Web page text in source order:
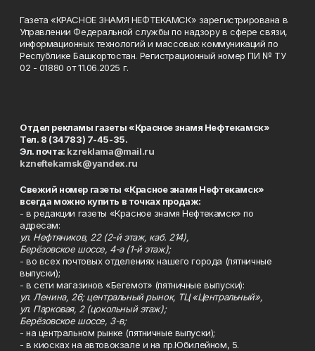
Газета «КРАСНОЕ ЗНАМЯ НЕФТЕКАМСК» зарегистрирована в
Управлении Федеральной службы по надзору в сфере связи,
информационных технологий и массовых коммуникаций по
Республике Башкортостан. Регистрационный номер ПИ № ТУ
02 - 01880 от 11.06.2025 г.
Отдел рекламы газеты «Красное знамя Нефтекамск»
Тел. 8 (34783) 7-45-35.
Эл. почта: kzreklama@mail.ru
kzneftekamsk@yandex.ru
Свежий номер газеты «Красное знамя Нефтекамск»
всегда можно купить в точках продаж:
- в редакции газеты «Красное знамя Нефтекамск» по
адресам:
ул. Нефтяников, 22 (2-й этаж, каб. 214),
Берёзовское шоссе, 4-а (1-й этаж);
- во всех почтовых отделениях нашего города (пятничные
выпуски);
- в сети магазинов «Бегемот» (пятничные выпуски):
ул. Ленина, 26; центральный рынок, ТЦ «Центральный»,
ул. Парковая, 2 (цокольный этаж);
Берёзовское шоссе, 3-в;
- на центральном рынке (пятничные выпуски);
- в киосках на автовокзале и на пр.Юбилейном, 5.